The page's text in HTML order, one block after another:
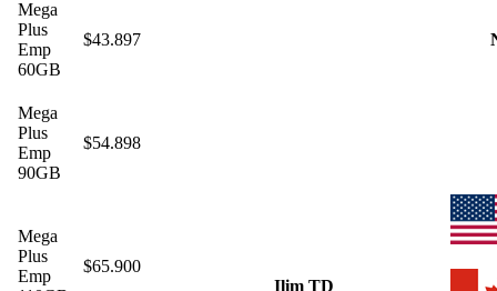
Mega
Plus
Emp
60GB
$43.897
Ilim TD
Mega
Plus
Emp
90GB
$54.898
Mega
Plus
Emp
$65.900